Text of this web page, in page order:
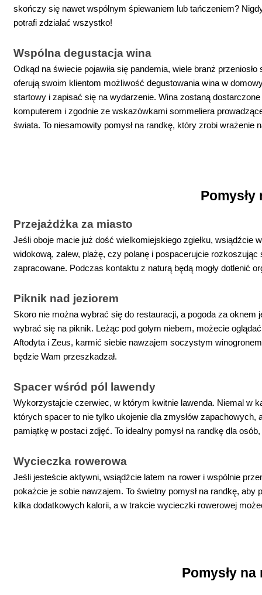
skończy się nawet wspólnym śpiewaniem lub tańczeniem?
potrafi zdziałać wszystko!
Wspólna degustacja wina
Odkąd na świecie pojawiła się pandemia, wiele branż
oferują swoim klientom możliwość degustowania wina w
startowy i zapisać się na wydarzenie. Wina zostaną
komputerem i zgodnie ze wskazówkami sommeliera
świata. To niesamowity pomysł na randkę, który zrobi wrażenie
Pomysły
Przejażdżka za miasto
Jeśli oboje macie już dość wielkomiejskiego zgiełku, wsiądźcie
widokową, zalew, plażę, czy polanę i pospacerujcie
zapracowane. Podczas kontaktu z naturą będą mogły dotlenić
Piknik nad jeziorem
Skoro nie można wybrać się do restauracji, a pogoda za
wybrać się na piknik. Leżąc pod gołym niebem, możecie
Aftodyta i Zeus, karmić siebie nawzajem soczystym
będzie Wam przeszkadzał.
Spacer wśród pól lawendy
Wykorzystajcie czerwiec, w którym kwitnie lawenda. Niemal w
których spacer to nie tylko ukojenie dla zmysłów
pamiątkę w postaci zdjęć. To idealny pomysł na randkę dla
Wycieczka rowerowa
Jeśli jesteście aktywni, wsiądźcie latem na rower i wspólnie
pokażcie je sobie nawzajem. To świetny pomysł na randkę,
kilka dodatkowych kalorii, a w trakcie wycieczki rowerowej
Pomysły